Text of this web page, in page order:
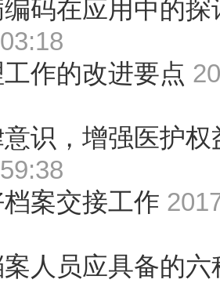
码在应用中的探
作的改进要点
识，增强医护权
案交接工作
人员应具备的六